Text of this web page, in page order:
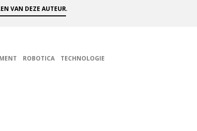
VAN DEZE AUTEUR.
ROBOTICA TECHNOLOGIE